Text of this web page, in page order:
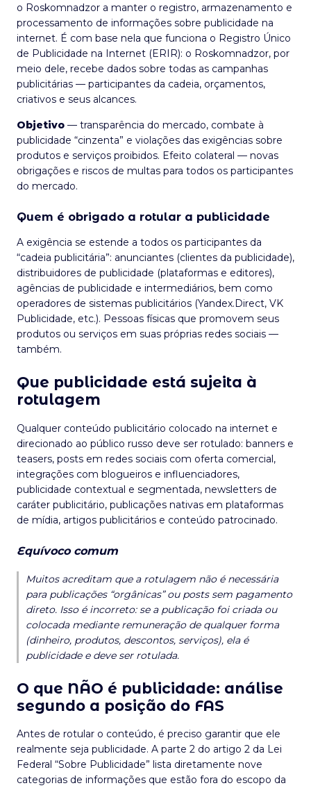
o Roskomnadzor a manter o registro, armazenamento e
processamento de informações sobre publicidade na
internet. É com base nela que funciona o Registro Único
de Publicidade na Internet (ERIR): o Roskomnadzor, por
meio dele, recebe dados sobre todas as campanhas
publicitárias — participantes da cadeia, orçamentos,
criativos e seus alcances.
Objetivo — transparência do mercado, combate à
publicidade “cinzenta” e violações das exigências sobre
produtos e serviços proibidos. Efeito colateral — novas
obrigações e riscos de multas para todos os participantes
do mercado.
Quem é obrigado a rotular a publicidade
A exigência se estende a todos os participantes da
“cadeia publicitária”: anunciantes (clientes da publicidade),
distribuidores de publicidade (plataformas e editores),
agências de publicidade e intermediários, bem como
operadores de sistemas publicitários (Yandex.Direct, VK
Publicidade, etc.). Pessoas físicas que promovem seus
produtos ou serviços em suas próprias redes sociais —
também.
Que publicidade está sujeita à
rotulagem
Qualquer conteúdo publicitário colocado na internet e
direcionado ao público russo deve ser rotulado: banners e
teasers, posts em redes sociais com oferta comercial,
integrações com blogueiros e influenciadores,
publicidade contextual e segmentada, newsletters de
caráter publicitário, publicações nativas em plataformas
de mídia, artigos publicitários e conteúdo patrocinado.
Equívoco comum
Muitos acreditam que a rotulagem não é necessária
para publicações “orgânicas” ou posts sem pagamento
direto. Isso é incorreto: se a publicação foi criada ou
colocada mediante remuneração de qualquer forma
(dinheiro, produtos, descontos, serviços), ela é
publicidade e deve ser rotulada.
O que NÃO é publicidade: análise
segundo a posição do FAS
Antes de rotular o conteúdo, é preciso garantir que ele
realmente seja publicidade. A parte 2 do artigo 2 da Lei
Federal “Sobre Publicidade” lista diretamente nove
categorias de informações que estão fora do escopo da